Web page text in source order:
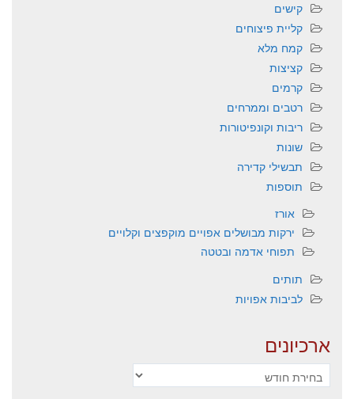
קישים
קליית פיצוחים
קמח מלא
קציצות
קרמים
רטבים וממרחים
ריבות וקונפיטורות
שונות
תבשילי קדירה
תוספות
אורז
ירקות מבושלים אפויים מוקפצים וקלויים
תפוחי אדמה ובטטה
תותים
לביבות אפויות
ארכיונים
ארכיונים